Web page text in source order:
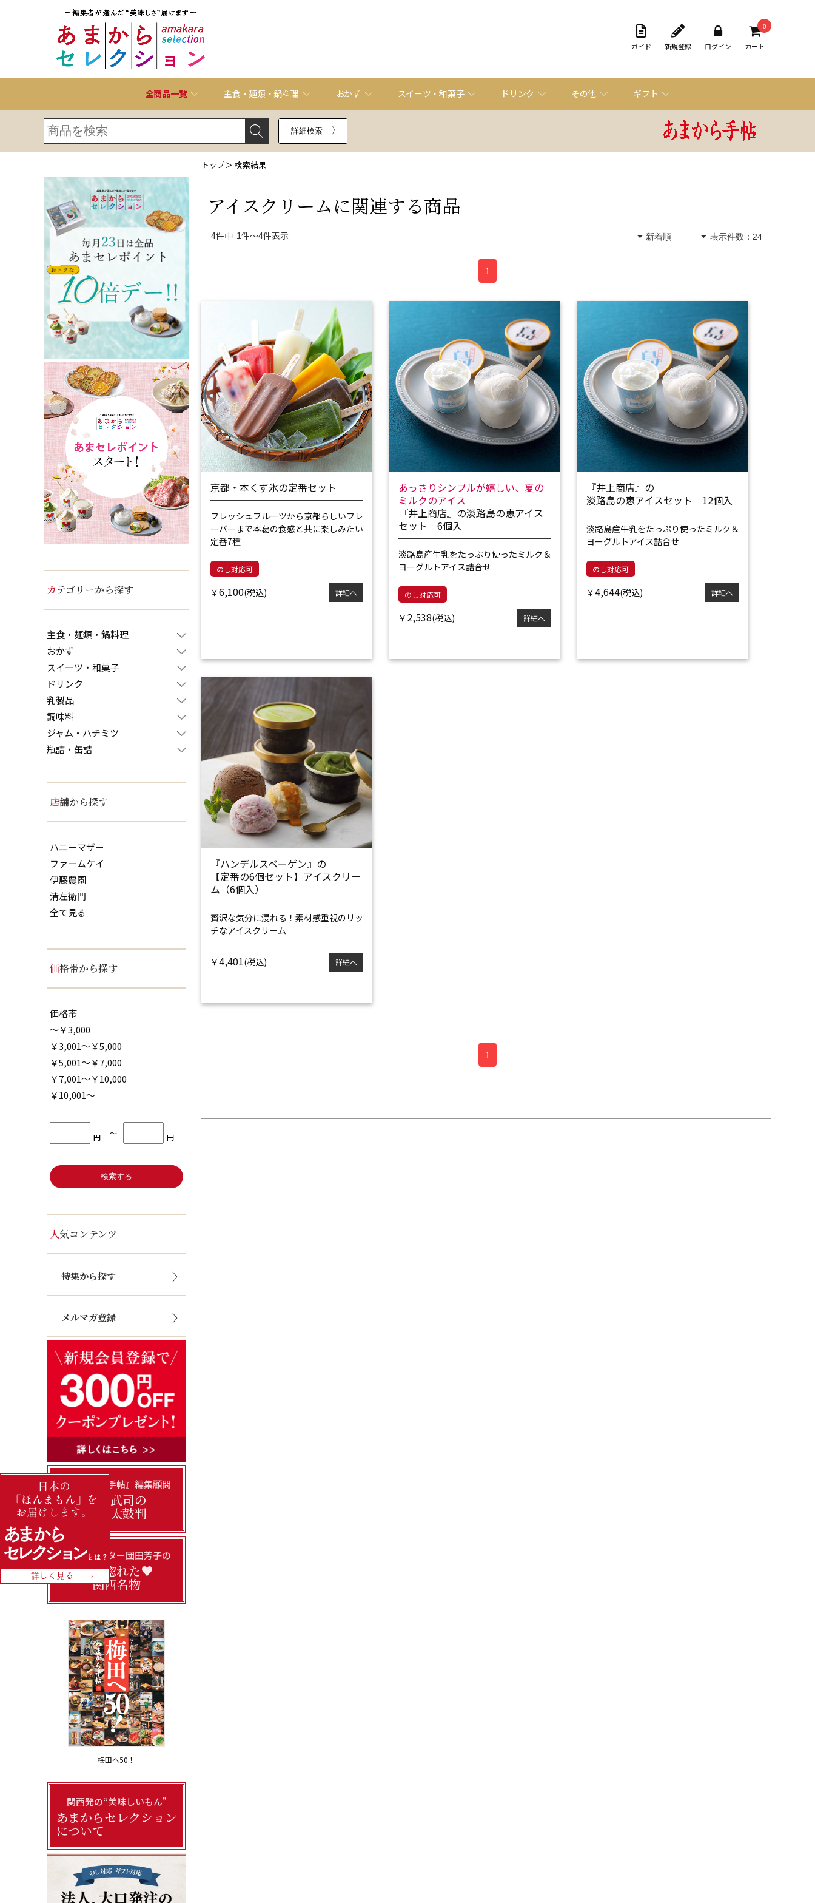
ガイド 新規登録 ログイン
0
カート
全商品一覧 主食・麺類・鍋料理 おかず スイーツ・和菓子 ドリンク その他 ギフト
詳細検索
カテゴリーから探す
主食・麺類・鍋料理
おかず
スイーツ・和菓子
ドリンク
乳製品
調味料
ジャム・ハチミツ
瓶詰・缶詰
店舗から探す
ハニーマザー
ファームケイ
伊藤農園
清左衛門
全て見る
価格帯から探す
価格帯
～￥3,000
￥3,001～￥5,000
￥5,001～￥7,000
￥7,001～￥10,000
￥10,001～
円 〜 円
人気コンテンツ
特集から探す
メルマガ登録
『あまから手帖』編集顧問
門上武司の
美味太鼓判
フードライター団田芳子の
私の惚れた♥
関西名物
梅田へ50！
関西発の“美味しいもん”
あまからセレクション
について
トップ＞ 検索結果
アイスクリームに関連する商品
4件中 1件～4件表示
1
京都・本くず氷の定番セット
フレッシュフルーツから京都らしいフレ
ーバーまで本葛の食感と共に楽しみたい
定番7種
のし対応可
￥6,100 詳細へ
あっさりシンプルが嬉しい、夏の
ミルクのアイス
『井上商店』の淡路島の恵アイス
セット 6個入
淡路島産牛乳をたっぷり使ったミルク＆
ヨーグルトアイス詰合せ
のし対応可
￥ 2,538 詳細へ
『井上商店』の
淡路島の恵アイスセット 12個入
淡路島産牛乳をたっぷり使ったミルク＆
ヨーグルトアイス詰合せ
のし対応可
￥4,644 詳細へ
『ハンデルスベーゲン』の
【定番の6個セット】アイスクリー
ム（6個入）
贅沢な気分に浸れる！ 素材感重視のリッ
チなアイスクリーム
￥4,401 詳細へ
1